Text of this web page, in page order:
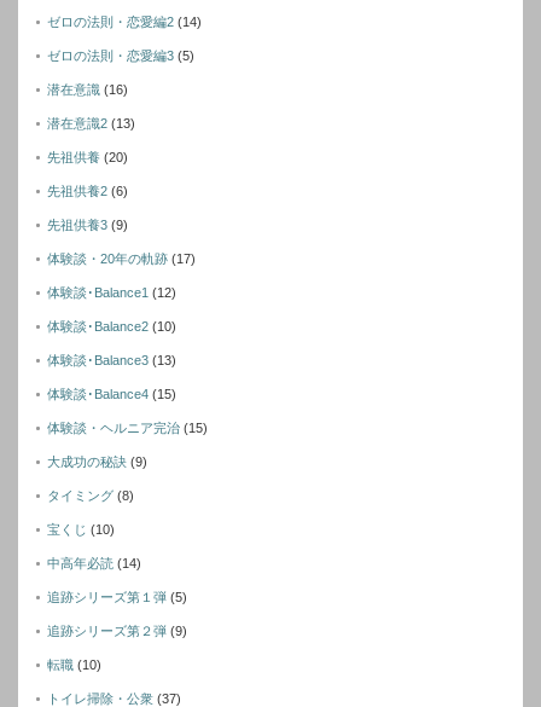
ゼロの法則・恋愛編2 (14)
ゼロの法則・恋愛編3 (5)
潜在意識 (16)
潜在意識2 (13)
先祖供養 (20)
先祖供養2 (6)
先祖供養3 (9)
体験談・20年の軌跡 (17)
体験談･Balance1 (12)
体験談･Balance2 (10)
体験談･Balance3 (13)
体験談･Balance4 (15)
体験談・ヘルニア完治 (15)
大成功の秘訣 (9)
タイミング (8)
宝くじ (10)
中高年必読 (14)
追跡シリーズ第１弾 (5)
追跡シリーズ第２弾 (9)
転職 (10)
トイレ掃除・公衆 (37)